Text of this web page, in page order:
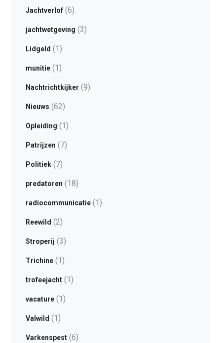
Jachtverlof(6)
jachtwetgeving (3)
Lidgeld (1)
munitie(1)
Nachtrichtkijker (9)
Nieuws (62)
Opleiding (1)
Patrijzen (7)
Politiek(7)
predatoren (18)
radiocommunicatie(1)
Reewild (2)
Stroperij (3)
Trichine(1)
trofeejacht(1)
vacature(1)
Valwild (1)
Varkenspest(6)